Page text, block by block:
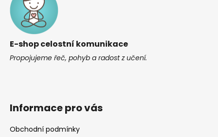
E-shop celostní komunikace
Propojujeme řeč, pohyb a radost z učení.
Informace pro vás
Obchodní podmínky